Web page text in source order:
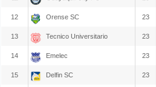
12 Orense SC 23
13 Tecnico Universitario 23
14 Emelec 23
15 Delfin SC 23